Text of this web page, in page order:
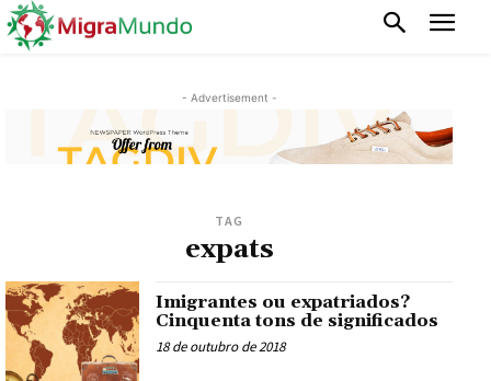
- Advertisement -
TAG
expats
Imigrantes ou expatriados?
Cinquenta tons de significados
18 de outubro de 2018